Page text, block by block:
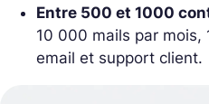
Entre 500 et 1000
10 000 mails par mois,
email et support client.